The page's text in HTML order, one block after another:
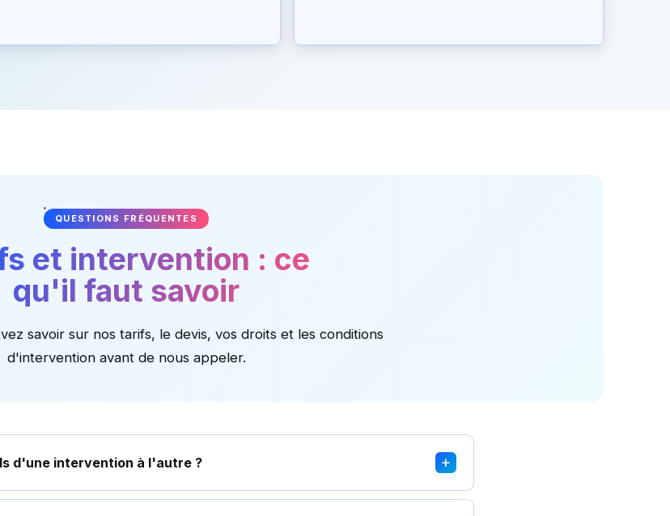
QUESTIONS FRÉQUENTES
et intervention : ce
qu'il faut savoir
savoir sur nos tarifs, le devis, vos droits et les conditions
d'intervention avant de nous appeler.
d'une intervention à l'autre ? +